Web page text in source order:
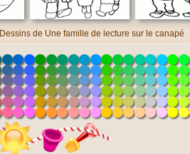
Dessins de Une famille de lecture sur le canapé